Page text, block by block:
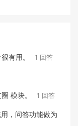
有用。 1 回答
模块。 1 回答
，问答功能做为